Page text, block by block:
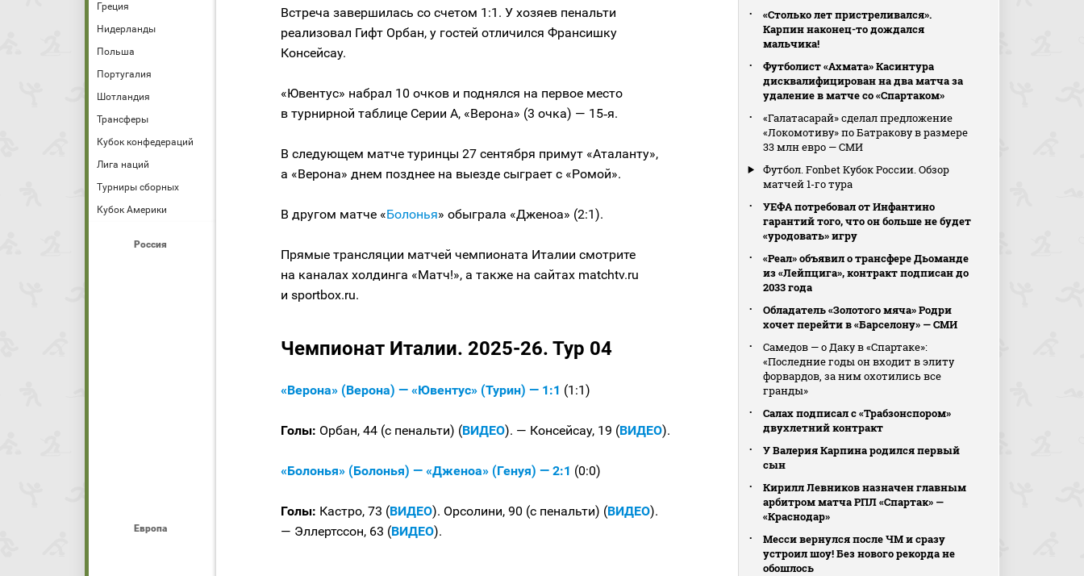
Греция
Нидерланды
Польша
Португалия
Шотландия
Трансферы
Кубок конфедераций
Лига наций
Турниры сборных
Кубок Америки
Россия
Европа
Встреча завершилась со счетом 1:1. У хозяев пенальти
реализовал Гифт Орбан, у гостей отличился Франсишку
Консейсау.
«Ювентус» набрал 10 очков и поднялся на первое место
в турнирной таблице Серии А, «Верона» (3 очка) — 15‑я.
В следующем матче туринцы 27 сентября примут «Аталанту»,
а «Верона» днем позднее на выезде сыграет с «Ромой».
В другом матче «Болонья» обыграла «Дженоа» (2:1).
Прямые трансляции матчей чемпионата Италии смотрите
на каналах холдинга «Матч!», а также на сайтах matchtv.ru
и sportbox.ru.
Чемпионат Италии. 2025-26. Тур 04
«Верона» (Верона) — «Ювентус» (Турин) — 1:1 (1:1)
Голы: Орбан, 44 (с пенальти) (ВИДЕО). — Консейсау, 19 (ВИДЕО).
«Болонья» (Болонья) — «Дженоа» (Генуя) — 2:1 (0:0)
Голы: Кастро, 73 (ВИДЕО). Орсолини, 90 (с пенальти) (ВИДЕО).
— Эллертссон, 63 (ВИДЕО).
«Столько лет пристреливался».
Карпин наконец-то дождался
мальчика!
Футболист «Ахмата» Касинтура
дисквалифицирован на два матча за
удаление в матче со «Спартаком»
«Галатасарай» сделал предложение
«Локомотиву» по Батракову в размере
33 млн евро — СМИ
Футбол. Fonbet Кубок России. Обзор
матчей 1-го тура
УЕФА потребовал от Инфантино
гарантий того, что он больше не будет
«уродовать» игру
«Реал» объявил о трансфере Дьоманде
из «Лейпцига», контракт подписан до
2033 года
Обладатель «Золотого мяча» Родри
хочет перейти в «Барселону» — СМИ
Самедов — о Даку в «Спартаке»:
«Последние годы он входит в элиту
форвардов, за ним охотились все
гранды»
Салах подписал с «Трабзонспором»
двухлетний контракт
У Валерия Карпина родился первый
сын
Кирилл Левников назначен главным
арбитром матча РПЛ «Спартак» —
«Краснодар»
Месси вернулся после ЧМ и сразу
устроил шоу! Без нового рекорда не
обошлось